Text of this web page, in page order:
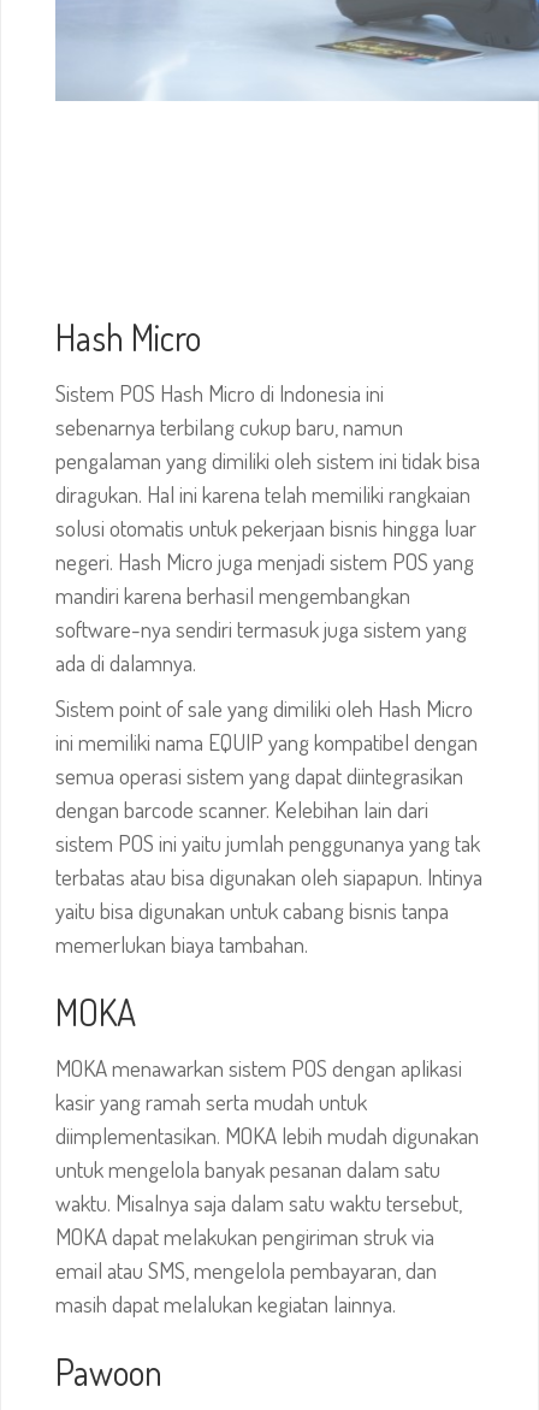
Hash Micro
Sistem POS Hash Micro di Indonesia ini
sebenarnya terbilang cukup baru, namun
pengalaman yang dimiliki oleh sistem ini tidak bisa
diragukan. Hal ini karena telah memiliki rangkaian
solusi otomatis untuk pekerjaan bisnis hingga luar
negeri. Hash Micro juga menjadi sistem POS yang
mandiri karena berhasil mengembangkan
software-nya sendiri termasuk juga sistem yang
ada di dalamnya.
Sistem point of sale yang dimiliki oleh Hash Micro
ini memiliki nama EQUIP yang kompatibel dengan
semua operasi sistem yang dapat diintegrasikan
dengan barcode scanner. Kelebihan lain dari
sistem POS ini yaitu jumlah penggunanya yang tak
terbatas atau bisa digunakan oleh siapapun. Intinya
yaitu bisa digunakan untuk cabang bisnis tanpa
memerlukan biaya tambahan.
MOKA
MOKA menawarkan sistem POS dengan aplikasi
kasir yang ramah serta mudah untuk
diimplementasikan. MOKA lebih mudah digunakan
untuk mengelola banyak pesanan dalam satu
waktu. Misalnya saja dalam satu waktu tersebut,
MOKA dapat melakukan pengiriman struk via
email atau SMS, mengelola pembayaran, dan
masih dapat melalukan kegiatan lainnya.
Pawoon